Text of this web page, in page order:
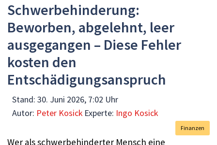
Schwerbehinderung:
Beworben, abgelehnt, leer
ausgegangen – Diese Fehler
kosten den
Entschädigungsanspruch
Stand: 30. Juni 2026, 7:02 Uhr
Autor: Peter Kosick Experte: Ingo Kosick
Finanzen
Wer als schwerbehinderter Mensch eine